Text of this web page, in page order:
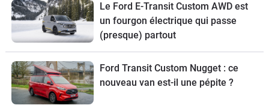
Le Ford E-Transit Custom AWD est
un fourgon électrique qui passe
(presque) partout
Ford Transit Custom Nugget : ce
nouveau van est-il une pépite ?